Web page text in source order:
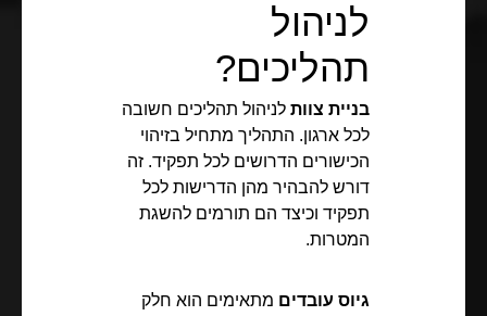
לניהול
תהליכים?
בניית צוות לניהול תהליכים חשובה
לכל ארגון. התהליך מתחיל בזיהוי
הכישורים הדרושים לכל תפקיד. זה
דורש להבהיר מהן הדרישות לכל
תפקיד וכיצד הם תורמים להשגת
המטרות.
גיוס עובדים מתאימים הוא חלק